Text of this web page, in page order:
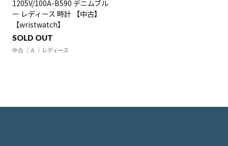
1205V/100A-B590 デニムブル
ー レディース 時計 【中古】
【wristwatch】
SOLD OUT
中古 A レディース